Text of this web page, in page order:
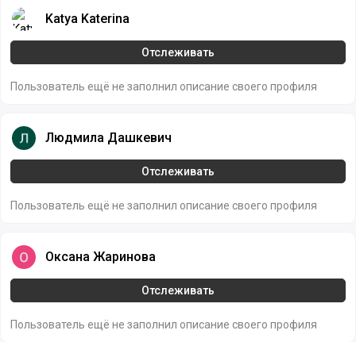
Katya Katerina
Katya Katerina
Отслеживать
Пользователь ещё не заполнил описание своего профиля
Людмила Дашкевич
Людмила Дашкевич
Отслеживать
Пользователь ещё не заполнил описание своего профиля
Оксана Жаринова
Оксана Жаринова
Отслеживать
Пользователь ещё не заполнил описание своего профиля